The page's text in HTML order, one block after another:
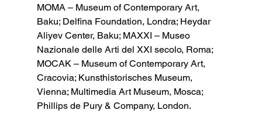
MOMA – Museum of Contemporary Art,
Baku; Delfina Foundation, Londra; Heydar
Aliyev Center, Baku; MAXXI – Museo
Nazionale delle Arti del XXI secolo, Roma;
MOCAK – Museum of Contemporary Art,
Cracovia; Kunsthistorisches Museum,
Vienna; Multimedia Art Museum, Mosca;
Phillips de Pury & Company, London.